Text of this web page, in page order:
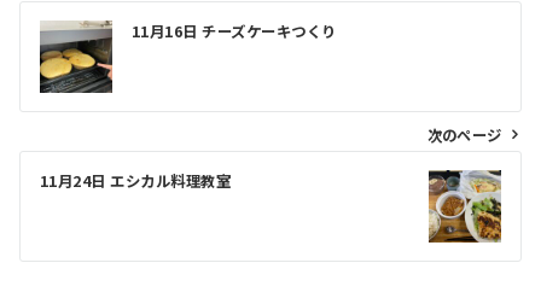
投
稿
ナ
ビ
ゲ
ー
ョ
11月16日 チーズケーキつくり
次のページ
11月24日 エシカル料理教室